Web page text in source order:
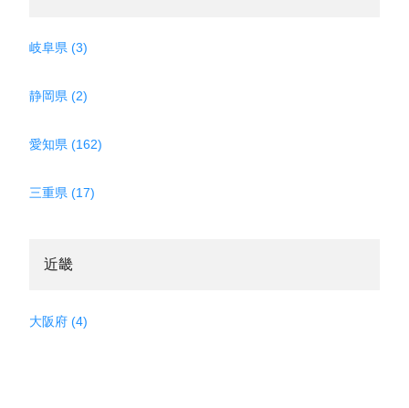
岐阜県 (3)
静岡県 (2)
愛知県 (162)
三重県 (17)
近畿
大阪府 (4)